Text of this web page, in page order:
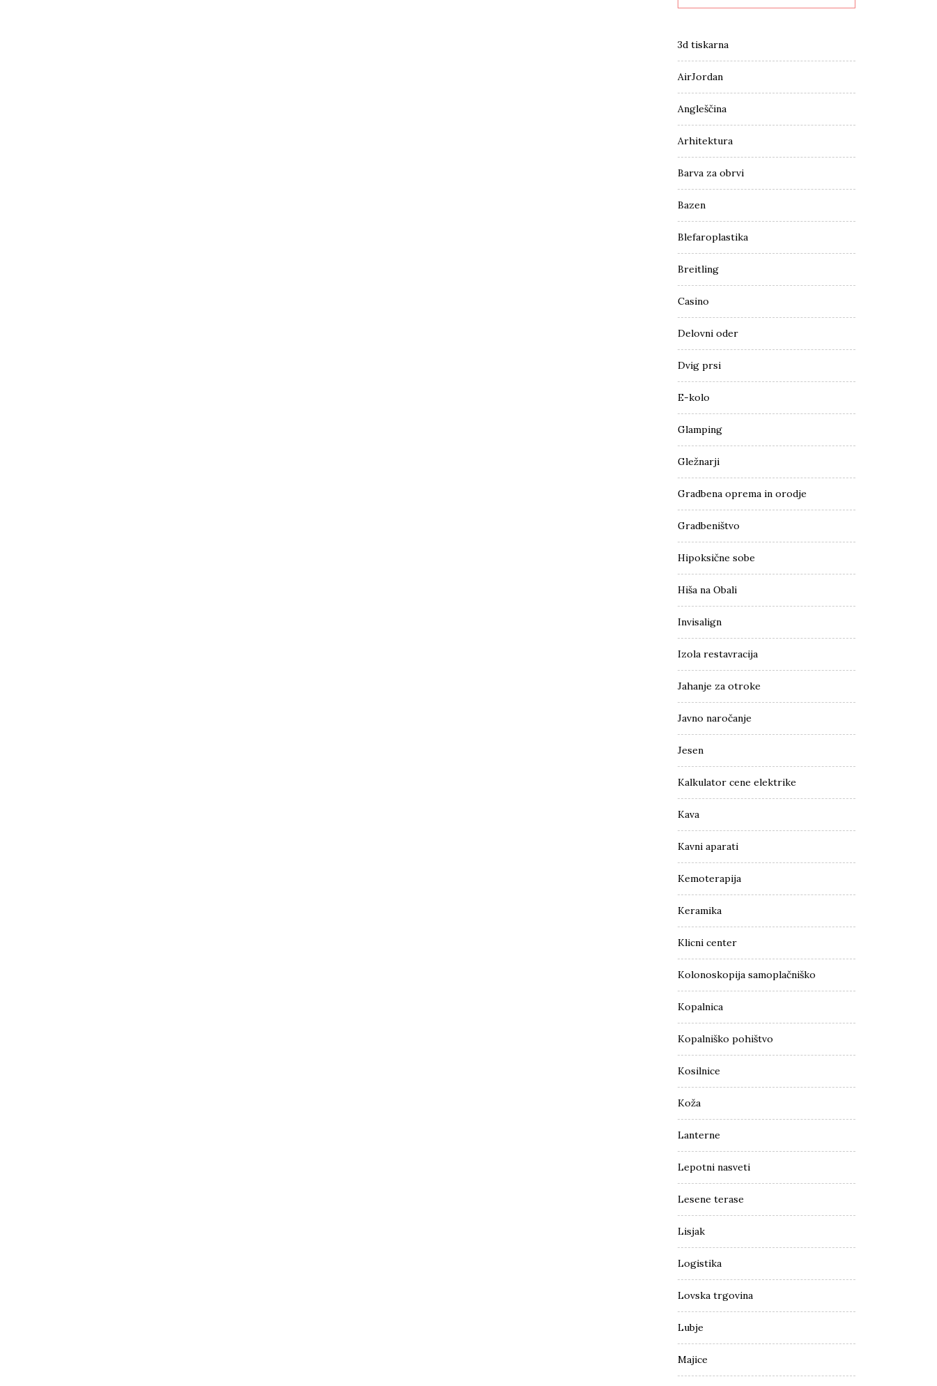
3d tiskarna
AirJordan
Angleščina
Arhitektura
Barva za obrvi
Bazen
Blefaroplastika
Breitling
Casino
Delovni oder
Dvig prsi
E-kolo
Glamping
Gležnarji
Gradbena oprema in orodje
Gradbeništvo
Hipoksične sobe
Hiša na Obali
Invisalign
Izola restavracija
Jahanje za otroke
Javno naročanje
Jesen
Kalkulator cene elektrike
Kava
Kavni aparati
Kemoterapija
Keramika
Klicni center
Kolonoskopija samoplačniško
Kopalnica
Kopalniško pohištvo
Kosilnice
Koža
Lanterne
Lepotni nasveti
Lesene terase
Lisjak
Logistika
Lovska trgovina
Lubje
Majice